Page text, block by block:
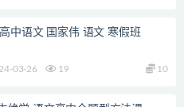
中语文 国家伟 语文 寒假班
03-26 19 10